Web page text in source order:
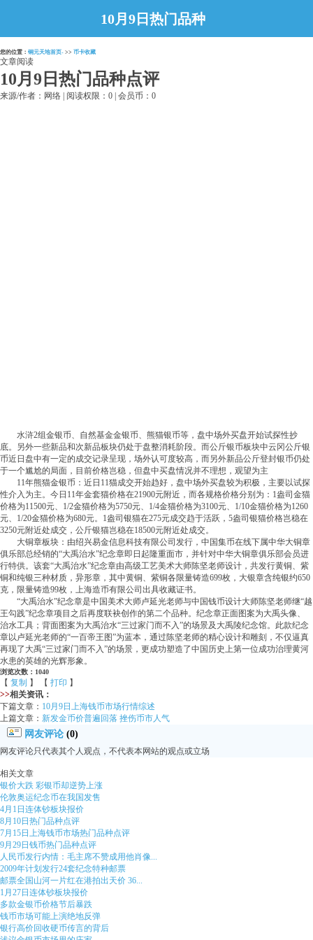
10月9日热门品种
点评
您的位置： 铜元天地首页- >> 币卡收藏
文章阅读
10月9日热门品种点评
来源/作者：网络 | 阅读权限：0 | 会员币：0
水浒2组金银币、自然基金金银币、熊猫银币等，盘中场外买盘开始试探性抄
底。另外一些新品和次新品板块仍处于盘整消耗阶段。而公斤银币板块中云冈公斤银
币近日盘中有一定的成交记录呈现，场外认可度较高，而另外新品公斤登封银币仍处
于一个尴尬的局面，目前价格岂稳，但盘中买盘情况并不理想，观望为主
11年熊猫金银币：近日11猫成交开始趋好，盘中场外买盘较为积极，主要以试探
性介入为主。今日11年金套猫价格在21900元附近，而各规格价格分别为：1盎司金猫
价格为11500元、1/2金猫价格为5750元、1/4金猫价格为3100元、1/10金猫价格为1260
元、1/20金猫价格为680元。1盎司银猫在275元成交趋于活跃，5盎司银猫价格岂稳在
3250元附近处成交，公斤银猫岂稳在18500元附近处成交。
大铜章板块：由绍兴易金信息科技有限公司发行，中国集币在线下属中华大铜章
俱乐部总经销的“大禹治水”纪念章即日起隆重面市，并针对中华大铜章俱乐部会员进
行特供。该套“大禹治水”纪念章由高级工艺美术大师陈坚老师设计，共发行黄铜、紫
铜和纯银三种材质，异形章，其中黄铜、紫铜各限量铸造699枚，大银章含纯银约650
克，限量铸造99枚，上海造币有限公司出具收藏证书。
“大禹治水”纪念章是中国美术大师卢延光老师与中国钱币设计大师陈坚老师继“越
王勾践”纪念章项目之后再度联袂创作的第二个品种。纪念章正面图案为大禹头像、
治水工具；背面图案为大禹治水“三过家门而不入”的场景及大禹陵纪念馆。此款纪念
章以卢延光老师的“一百帝王图”为蓝本，通过陈坚老师的精心设计和雕刻，不仅逼真
再现了大禹“三过家门而不入”的场景，更成功塑造了中国历史上第一位成功治理黄河
水患的英雄的光辉形象。
浏览次数：1040
【 复制 】 【 打印 】
>>相关资讯：
下篇文章： 10月9日上海钱币市场行情综述
上篇文章： 新发金币价普遍回落 挫伤币市人气
网友评论 (0)
网友评论只代表其个人观点，不代表本网站的观点或立场
相关文章
银价大跌 彩银币却逆势上涨
伦敦奥运纪念币在我国发售
4月1日连体钞板块报价
8月10日热门品种点评
7月15日上海钱币市场热门品种点评
9月29日钱币热门品种点评
人民币发行内情：毛主席不赞成用他肖像...
2009年计划发行24套纪念特种邮票
邮票全国山河一片红在港拍出天价 36...
1月27日连体钞板块报价
多款金银币价格节后暴跌
钱币市场可能上演绝地反弹
银行高价回收硬币传言的背后